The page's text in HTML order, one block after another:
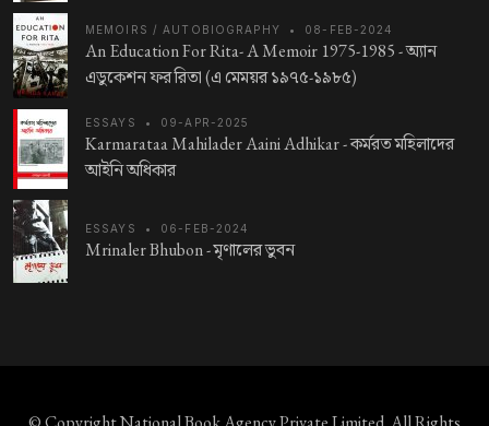
MEMOIRS / AUTOBIOGRAPHY • 08-FEB-2024
An Education For Rita- A Memoir 1975-1985 -অ্যান
এডুকেশন ফর রিতা (এ মেময়র ১৯৭৫-১৯৮৫)
ESSAYS • 09-APR-2025
Karmarataa Mahilader Aaini Adhikar -কর্মরত মহিলাদের
আইনি অধিকার
ESSAYS • 06-FEB-2024
Mrinaler Bhubon -মৃণালের ভুবন